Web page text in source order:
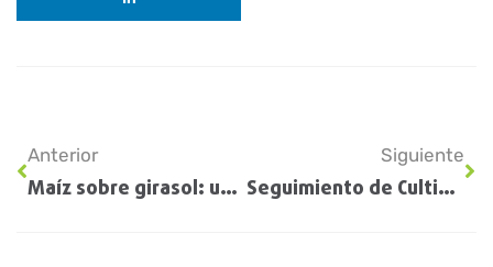
Anterior
Maíz sobre girasol: una rotación poco usual, pero que puede ser una alternativa para confiar
Siguiente
Seguimiento de Cultivos EE.UU: Informe USDA